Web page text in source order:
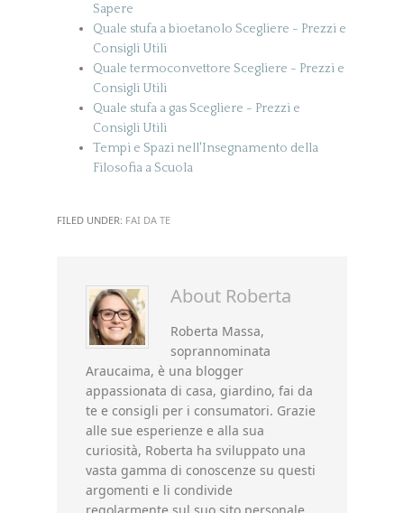
Sapere
Quale stufa a bioetanolo Scegliere - Prezzi e
Consigli Utili
Quale termoconvettore Scegliere - Prezzi e
Consigli Utili
Quale stufa a gas Scegliere - Prezzi e
Consigli Utili
Tempi e Spazi nell'Insegnamento della
Filosofia a Scuola
FILED UNDER: FAI DA TE
About Roberta
Roberta Massa,
soprannominata
Araucaima, è una blogger
appassionata di casa, giardino, fai da
te e consigli per i consumatori. Grazie
alle sue esperienze e alla sua
curiosità, Roberta ha sviluppato una
vasta gamma di conoscenze su questi
argomenti e li condivide